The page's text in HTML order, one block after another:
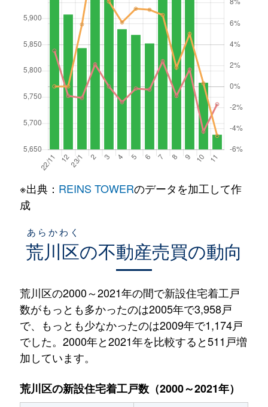
※出典： REINS TOWERのデータを加工して作
成
荒川区
あらかわく
の不動産売買の動向
荒川区の2000～2021年の間で新設住宅着工戸
数がもっとも多かったのは2005年で3,958戸
で、もっとも少なかったのは2009年で1,174戸
でした。2000年と2021年を比較すると511戸増
加しています。
荒川区の新設住宅着工戸数（2000～2021年）